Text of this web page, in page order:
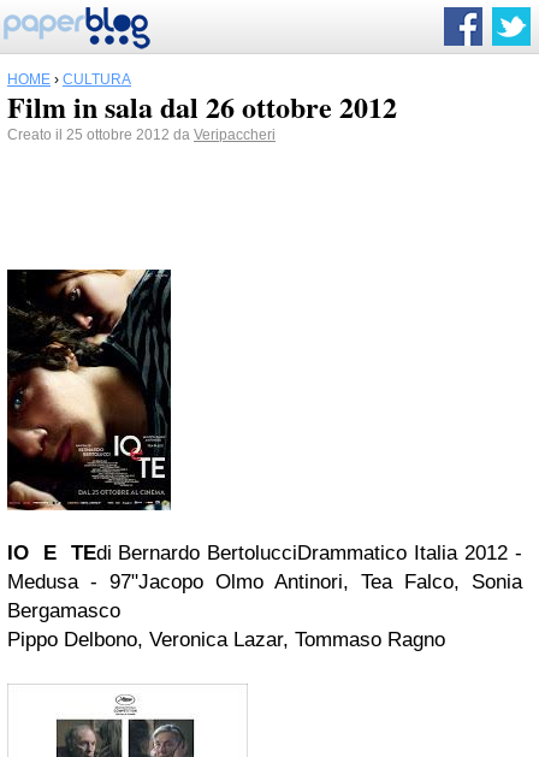
HOME › CULTURA
Film in sala dal 26 ottobre 2012
Creato il 25 ottobre 2012 da Veripaccheri
IO E TEdi Bernardo BertolucciDrammatico Italia 2012 -
Medusa - 97"Jacopo Olmo Antinori, Tea Falco, Sonia
Bergamasco
Pippo Delbono, Veronica Lazar, Tommaso Ragno